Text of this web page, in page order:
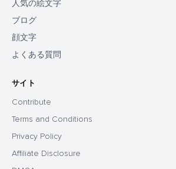
人気の絵文字
ブログ
顔文字
よくある質問
サイト
Contribute
Terms and Conditions
Privacy Policy
Affiliate Disclosure